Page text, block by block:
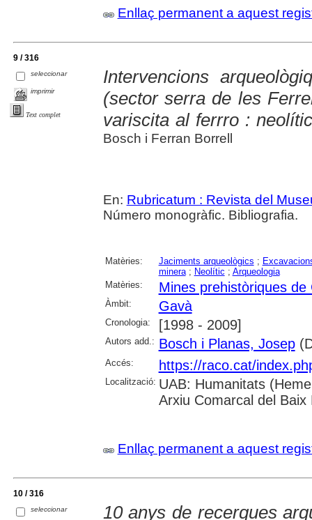
Enllaç permanent a aquest
9 / 316
seleccionar
imprimir
Text complet
Intervencions
(sector serra de les
variscita al ferrro :
Bosch i Ferran Borrell
En: Rubricatum : Revista del
Número monogràfic. Bibliografia.
Matèries: Jaciments arqueològics ;
minera; Neolític ; Arqueologia
Matèries:
Mines prehistòriques de
Àmbit: Gavà
Cronologia: [1998 - 2009]
Autors add.: Bosch i Planas, Josep
Accés: https://raco.cat/
Localització: UAB: Humanitats
Arxiu Comarcal del
Enllaç permanent a aquest
10 / 316
seleccionar 10 anys de recerques